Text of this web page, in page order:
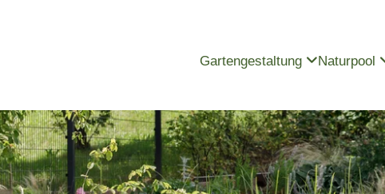
Gartengestaltung Naturpool